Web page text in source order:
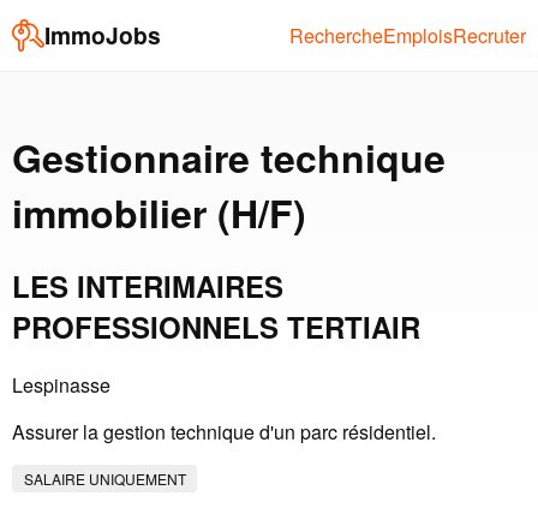
ImmoJobs RechercheEmploisRecruter
Gestionnaire technique
immobilier (H/F)
LES INTERIMAIRES
PROFESSIONNELS TERTIAIR
Lespinasse
Assurer la gestion technique d'un parc résidentiel.
SALAIRE UNIQUEMENT